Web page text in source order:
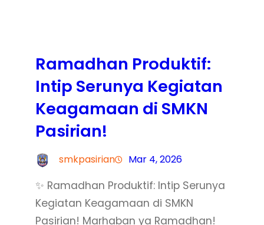
Ramadhan Produktif:
Intip Serunya Kegiatan
Keagamaan di SMKN
Pasirian!
smkpasirian Mar 4, 2026
✨ Ramadhan Produktif: Intip Serunya
Kegiatan Keagamaan di SMKN
Pasirian! Marhaban ya Ramadhan!